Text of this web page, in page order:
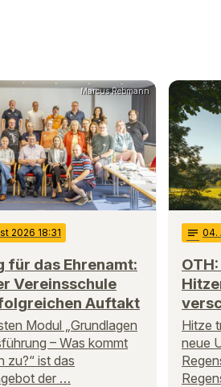
Marcus Rebmann
2026 18:31
für das Ehrenamt:
Vereinsschule
Auftakt
Modul „Grundlagen
– Was kommt
zu?“ ist das
der …
notes 04.
Hitze
neue